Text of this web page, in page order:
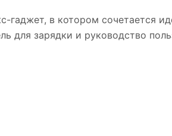
в котором сочетается
для зарядки и руководство